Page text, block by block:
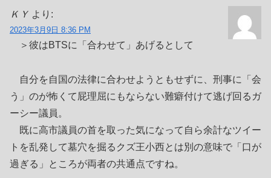
ＫＹ より:
2023年3月9日 8:36 PM
＞彼はBTSに「合わせて」あげるとして
自分を自国の法律に合わせようともせずに、刑事に「会
う」のが怖くて屁理屈にもならない難癖付けて逃げ回るガ
ーシー議員。
既に高市議員の首を取った気になって自ら余計なツイー
トを乱発して墓穴を掘るクズ王小西とは別の意味で「口が
過ぎる」ところが両者の共通点ですね。